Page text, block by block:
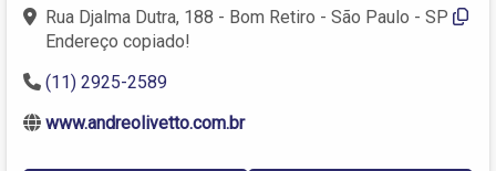
Rua Djalma Dutra, 188 - Bom Retiro - São Paulo - SP
Endereço copiado!
(11) 2925-2589
www.andreolivetto.com.br